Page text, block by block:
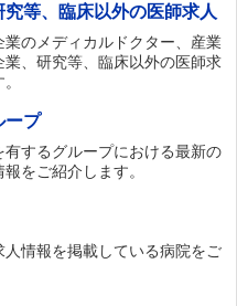
等、臨床以外の医師求人
業のメディカルドクター、産業
業、研究等、臨床以外の医師求
ープ
有するグループにおける最新の
をご紹介します。
人情報を掲載している病院をご